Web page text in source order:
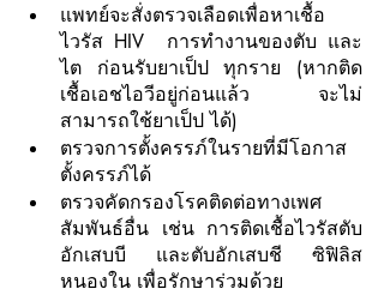
แพทย์จะสั่งตรวจเลือดเพื่อหาเชื้อ
ไวรัส HIV  การทำงานของตับ และ
ไต ก่อนรับยาเป็ป ทุกราย (หากติด
เชื้อเอชไอวีอยู่ก่อนแล้ว จะไม่
สามารถใช้ยาเป็ป ได้)
ตรวจการตั้งครรภ์ในรายที่มีโอกาส
ตั้งครรภ์ได้
ตรวจคัดกรองโรคติดต่อทางเพศ
สัมพันธ์อื่น เช่น การติดเชื้อไวรัสตับ
อักเสบบี และตับอักเสบชี ซิฟิลิส
หนองใน เพื่อรักษาร่วมด้วย